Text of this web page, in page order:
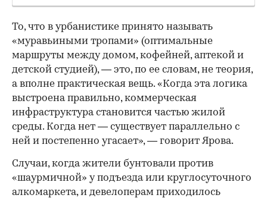
То, что в урбанистике принято называть
«муравьиными тропами» (оптимальные
маршруты между домом, кофейней, аптекой и
детской студией), — это, по ее словам, не теория,
а вполне практическая вещь. «Когда эта логика
выстроена правильно, коммерческая
инфраструктура становится частью жилой
среды. Когда нет — существует параллельно с
ней и постепенно угасает», — говорит Ярова.
Случаи, когда жители бунтовали против
«шаурмичной» у подъезда или круглосуточного
алкомаркета, и девелоперам приходилось